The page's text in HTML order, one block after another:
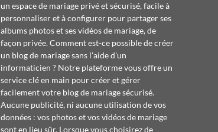
un espace de mariage privé et sécurisé, facile à
personnaliser et à configurer pour partager ses
albums photos et ses vidéos de mariage, de
façon privée. Comment est-ce possible de créer
un blog de mariage sans l'aide d'un
informaticien ? Notre plateforme vous offre un
service clé en main pour créer et gérer
facilement votre blog de mariage sécurisé.
Aucune publicité, ni aucune utilisation de vos
données : vos photos et vos vidéos de mariage
sont en lieu sûr. Lorsque vous choisirez de